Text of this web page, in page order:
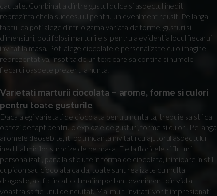
cautate. Combinatia dintre gustul dulce si aspectul inedit
reprezinta cheia succesului pentru un eveniment reusit. Pe langa
faptul ca poti alege dintr-o gama variata de forme, gusturi si
dimensiuni, poti folosi marturiile si pentru a evidentia locul fiecarui
invitat la masa. Poti alege ciocolatele personalizate cu o imagine
reprezentativa, insotita de un text care sa contina si numele
fiecarui oaspete prezent la nunta.
Varietati marturii ciocolata – arome, forme si culori
pentru toate gusturile
Daca alegi varietati de ciocolata pentru nunta ta, trebuie sa stii ca
optezi de fapt pentru o explozie de gusturi, forme si culori. Pe langa
aromele deosebite, iti poti incanta invitatii cu ajutorul aspectului
inedit al micilor surprize de pe masa. De la floricele si fluturi
personalizati, pana la sticlute in forma de ciocolata, inimioare in stil
cupidon sau ciocolata calda, toate sunt realizate cu multa
dragoste, astfel incat cel mai important eveniment din viata
voastra sa fie unul de neuitat. Mai mult, invitatii vor fi impresionati